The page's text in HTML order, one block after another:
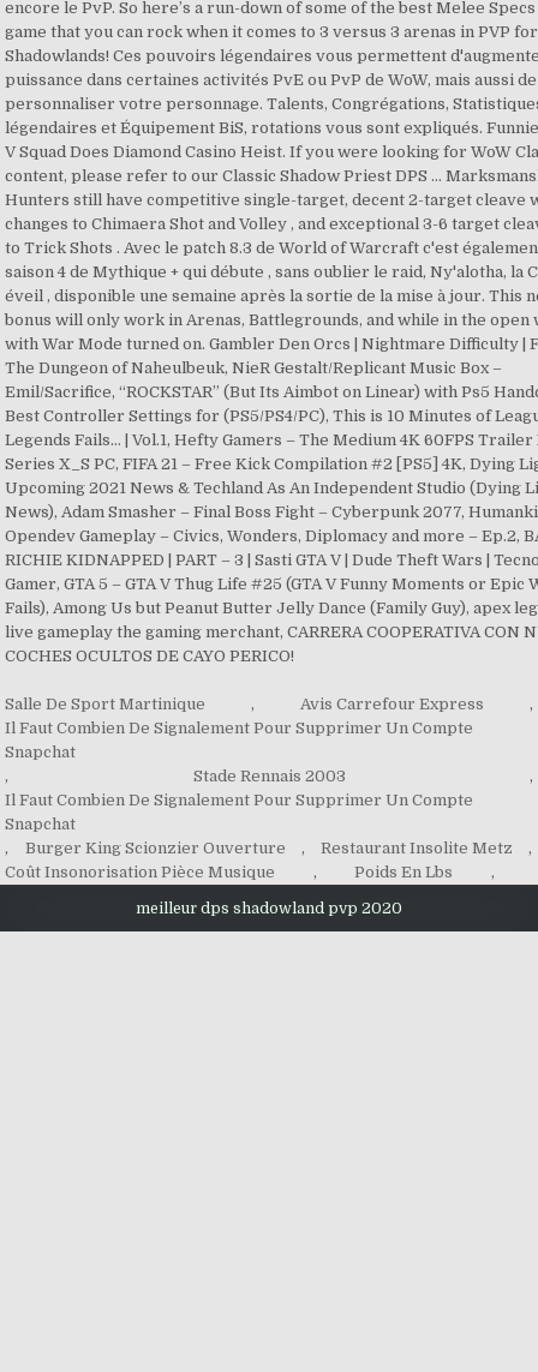
Salle De Sport Martinique , Avis Carrefour Express
,
Il Faut Combien De Signalement Pour Supprimer Un Compte
Snapchat
,
Stade Rennais 2003
,
Il Faut Combien De Signalement Pour Supprimer Un Compte
Snapchat
,
Burger King Scionzier Ouverture , Restaurant Insolite Metz
,
Coût Insonorisation Pièce Musique
, Poids En Lbs ,
meilleur dps shadowland pvp 2020